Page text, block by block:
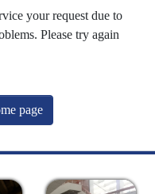
your request due to
Please try again
page